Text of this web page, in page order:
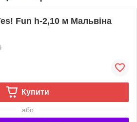
Fun h-2,10 м Мальвіна
Купити
або